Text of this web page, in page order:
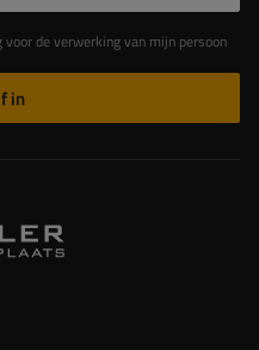
in overeenstemming met de Verordening van het Europees Parlement en de Raad (EU)
in